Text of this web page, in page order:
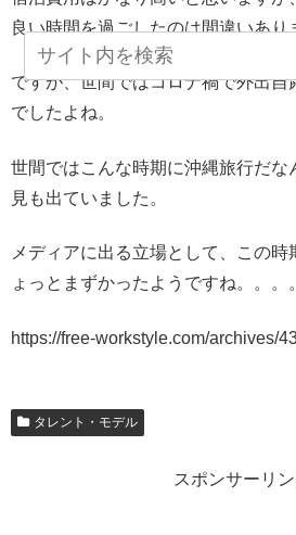
良い時間を過ごしたのは間違いあり
ですが、世間ではコロナ禍で外出自
でしたよね。
世間ではこんな時期に沖縄旅行だ
見も出ていました。
メディアに出る立場として、この時
ょっとまずかったようですね。。。。
https://free-workstyle.com/archives/
タレント・モデル
スポンサーリン